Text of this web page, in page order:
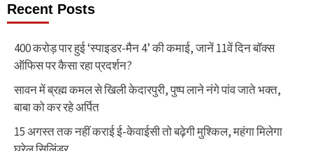
Recent Posts
400 करोड़ पार हुई ‘स्पाइडर-मैन 4’ की कमाई, जानें 11वें दिन बॉक्स
ऑफिस पर कैसा रहा प्रदर्शन?
सावन में ब्रह्म कमल से खिली केदारपुरी, पुष्प लाने नंगे पांव जाते भक्त,
बाबा को कर रहे अर्पित
15 अगस्त तक नहीं कराई ई-केवाईसी तो बढ़ेगी मुश्किल, महंगा मिलेगा